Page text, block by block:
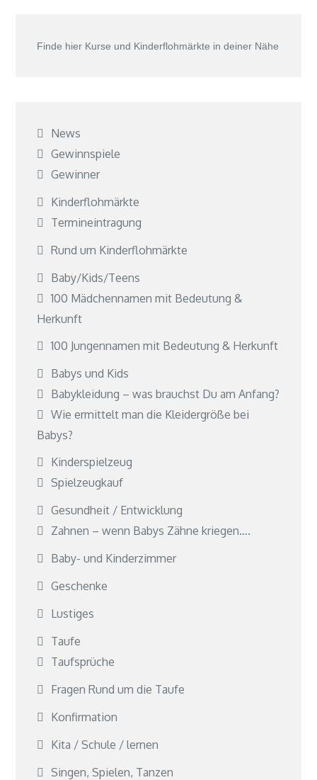
Finde hier Kurse und Kinderflohmärkte in deiner Nähe
News
Gewinnspiele
Gewinner
Kinderflohmärkte
Termineintragung
Rund um Kinderflohmärkte
Baby/Kids/Teens
100 Mädchennamen mit Bedeutung &
Herkunft
100 Jungennamen mit Bedeutung & Herkunft
Babys und Kids
Babykleidung – was brauchst Du am Anfang?
Wie ermittelt man die Kleidergröße bei
Babys?
Kinderspielzeug
Spielzeugkauf
Gesundheit / Entwicklung
Zahnen – wenn Babys Zähne kriegen….
Baby- und Kinderzimmer
Geschenke
Lustiges
Taufe
Taufsprüche
Fragen Rund um die Taufe
Konfirmation
Kita / Schule / lernen
Singen, Spielen, Tanzen